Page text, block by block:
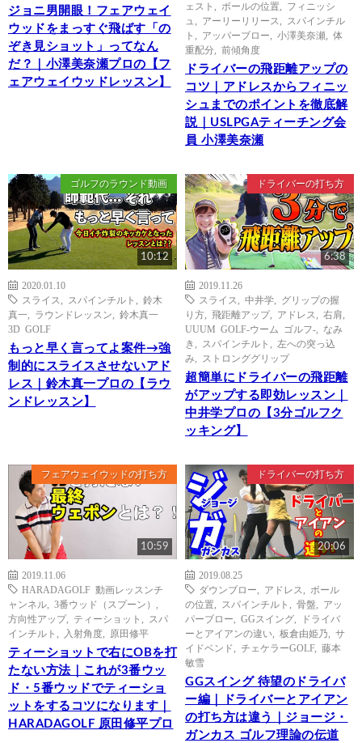
ジョニ男開眼！フェアウェイ
ウッドをまっすぐ飛ばす「の
ぞき見ショット」ってなん
だ？｜小澤美奈瀬プロの【フ
ェアウェイウッドレッスン】
ェスト
ボールの位置
フィニッシ
ュ
アーリーリリース
スパインチル
ト
アッパーブロー 小澤美奈瀬
体
重配分
前傾角度
ドライバーの飛距離アップの
コツ｜アドレスからフィニッ
シュまでのポイントを徹底解
説｜USLPGAティーチング会
員 小澤美奈瀬
ゴルフのラウンド動画
10:12
2020.01.10
スライス
スパインチルト
鈴木
真一
ラウンドレッスン
鈴木真一
3D GOLF
もっと早く言ってよ案件→強
制的にスライスさせないアド
レス｜鈴木真一プロの【ラウ
ンドレッスン】
ドライバーの打ち方
6:38
2019.11.26
スライス
中井学
グリップの握
り方
飛距離アップ, アドレス 右肩
UUUM GOLF-ウーム ゴルフ-
なみ
き
スパインチルト
左への突っ込
み
ストロンググリップ
超簡単にドライバーの飛距離
がアップする即効レッスン｜
中井学プロの【3分ゴルフク
ッキング】
フェアウェイウッドの打ち方
10:59
2019.11.06
HARADAGOLF 動画レッスンチ
ャンネル
3番ウッド（スプーン）
方向性アップ, ティーショット
スパ
インチルト
入射角度 原田修平
ティーショットで右にOBを打
たない方法｜これが3番ウッ
ド・5番ウッドでティーショ
ットをするコツになります｜
HARADAGOLF 原田修平プロ
ドライバーの打ち方
20:06
2019.08.25
ダウンブロー
アドレス
ボール
の位置
スパインチルト 骨盤
アッ
パーブロー
GGスイング
ドライバ
ーとアイアンの違い
板倉由姫乃
サ
イドベンド
チェケラーGOLF, 藤本
敏雪
GGスイング 待望のドライバ
ー編｜ドライバーとアイアン
の打ち方は違う｜ジョージ・
ガンカス ゴルフ理論の伝道